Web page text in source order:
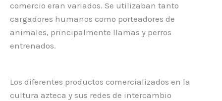
comercio eran variados. Se utilizaban tanto
cargadores humanos como porteadores de
animales, principalmente llamas y perros
entrenados.
Los diferentes productos comercializados en la
cultura azteca y sus redes de intercambio